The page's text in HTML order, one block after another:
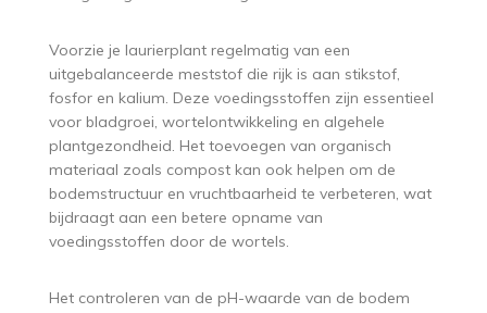
Voorzie je laurierplant regelmatig van een
uitgebalanceerde meststof die rijk is aan stikstof,
fosfor en kalium. Deze voedingsstoffen zijn essentieel
voor bladgroei, wortelontwikkeling en algehele
plantgezondheid. Het toevoegen van organisch
materiaal zoals compost kan ook helpen om de
bodemstructuur en vruchtbaarheid te verbeteren, wat
bijdraagt aan een betere opname van
voedingsstoffen door de wortels.
Het controleren van de pH-waarde van de bodem